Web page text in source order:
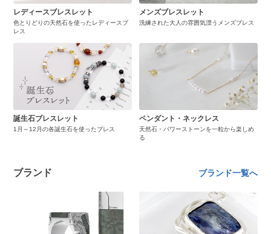
レディースブレスレット
色とりどりの天然石を使ったレディースブ
レス
メンズブレスレット
洗練された大人の雰囲気漂うメンズブレス
誕生石ブレスレット
1月～12月の各誕生石を使ったブレス
ペンダント・ネックレス
天然石・パワーストーンを一粒から楽しめ
る
ブランド ブランド一覧へ